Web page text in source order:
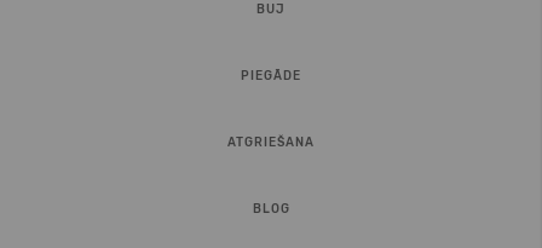
BUJ
PIEGĀDE
ATGRIEŠANA
BLOG